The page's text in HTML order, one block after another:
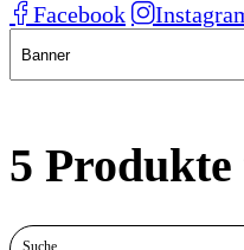
Facebook
5
Suche